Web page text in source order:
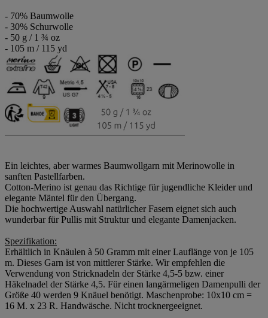
- 70% Baumwolle
- 30% Schurwolle
- 50 g / 1 ¾ oz
- 105 m / 115 yd
Ein leichtes, aber warmes Baumwollgarn mit Merinowolle in
sanften Pastellfarben.
Cotton-Merino ist genau das Richtige für jugendliche Kleider und
elegante Mäntel für den Übergang.
Die hochwertige Auswahl natürlicher Fasern eignet sich auch
wunderbar für Pullis mit Struktur und elegante Damenjacken.
Spezifikation:
Erhältlich in Knäulen à 50 Gramm mit einer Lauflänge von je 105
m. Dieses Garn ist von mittlerer Stärke. Wir empfehlen die
Verwendung von Stricknadeln der Stärke 4,5-5 bzw. einer
Häkelnadel der Stärke 4,5. Für einen langärmeligen Damenpulli der
Größe 40 werden 9 Knäuel benötigt. Maschenprobe: 10x10 cm =
16 M. x 23 R. Handwäsche. Nicht trocknergeeignet.